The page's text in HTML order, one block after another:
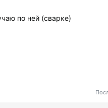
по ней (сварке)